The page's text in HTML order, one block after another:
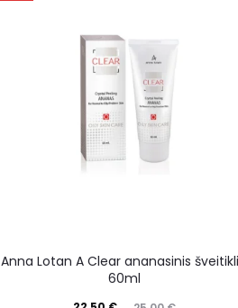
Anna Lotan A Clear ananasinis
60ml